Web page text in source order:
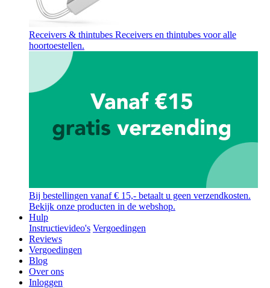
Receivers & thintubes Receivers en thintubes voor alle
hoortoestellen.
Bij bestellingen vanaf € 15,- betaalt u geen verzendkosten.
Bekijk onze producten in de webshop.
Hulp
Instructievideo's Vergoedingen
Reviews
Vergoedingen
Blog
Over ons
Inloggen